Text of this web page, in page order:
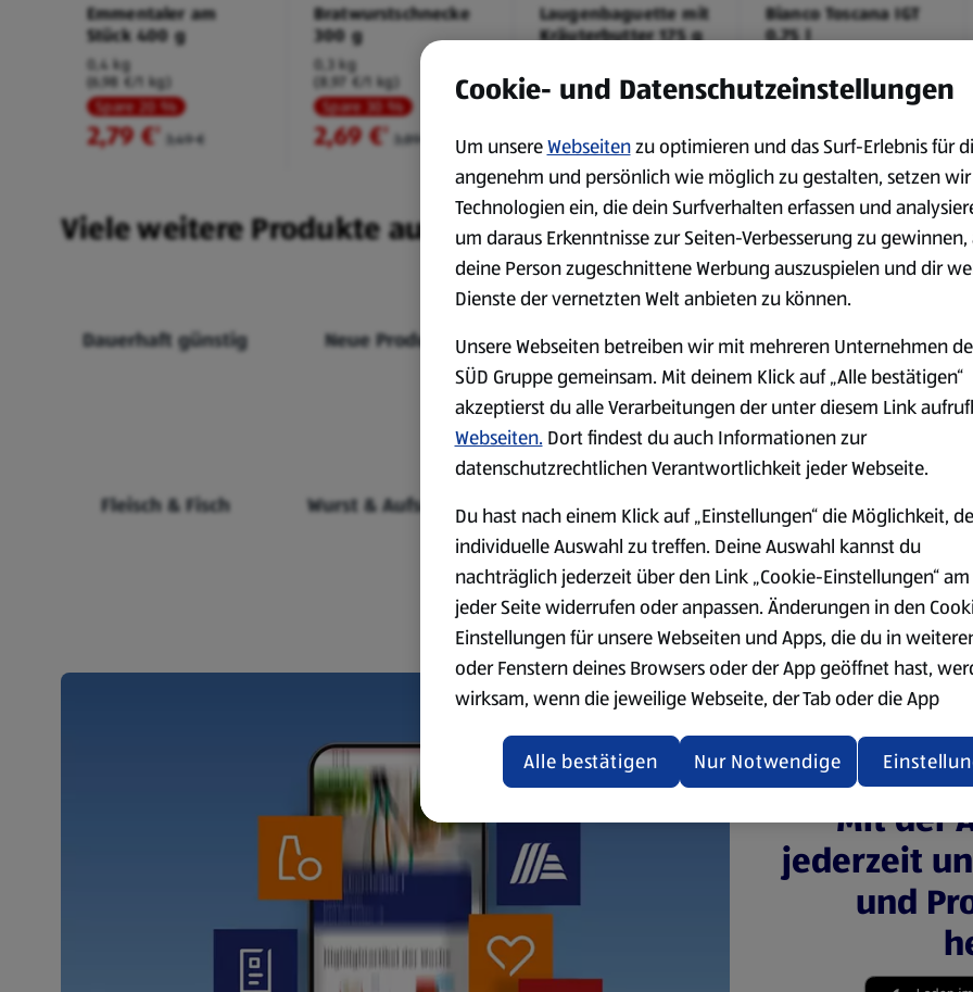
Emmentaler am
Stück 400 g
0,4 kg
(6,98 €/1 kg)
Spare 20 %
2,79 €² 3,49 €
Bratwurstschnecke
300 g
0,3 kg
(8,97 €/1 kg)
Spare 30 %
2,69 €² 3,89 €
Laugenbaguette mit
Kräuterbutter 175 g
(4,51 €/1 kg)
Spare 38 %
0,79 € 1,29 €
Bianco Toscana IGT
0,75 l
(3,72 €/1 l)
Spare 20 %
2,79 € 3,49 €
Viele weitere Produkte aus unserem Sortiment.
Dauerhaft günstig Neue Produkte Markenprodukte Bio-Produkte
Fleisch & Fisch Wurst & Aufschnitt Käse
Milchprodukte &
Eier
Mit der
jederzeit
und
Cookie- und Datenschutzeinstellungen
Um unsereWebseitenzu optimieren und das Surf-Erlebnis für
angenehm und persönlich wie möglich zu gestalten, setzen wir
Technologien ein, die dein Surfverhalten erfassen und
um daraus Erkenntnisse zur Seiten-Verbesserung zu gewinnen,
deine Person zugeschnittene Werbung auszuspielen und dir
Dienste der vernetzten Welt anbieten zu können.
Unsere Webseiten betreiben wir mit mehreren Unternehmen
SÜD Gruppe gemeinsam. Mit deinem Klick auf „Alle bestätigen“
akzeptierst du alle Verarbeitungen der unter diesem Link
Webseiten. Dort findest du auch Informationen zur
datenschutzrechtlichen Verantwortlichkeit jeder Webseite.
Du hast nach einem Klick auf „Einstellungen“ die Möglichkeit,
individuelle Auswahl zu treffen. Deine Auswahl kannst du
nachträglich jederzeit über den Link „Cookie-Einstellungen“
jeder Seite widerrufen oder anpassen. Änderungen in den
Einstellungen für unsere Webseiten und Apps, die du in
oder Fenstern deines Browsers oder der App geöffnet hast,
wirksam, wenn die jeweilige Webseite, der Tab oder die App
aktualisiert oder geschlossen und anschließend wieder geöffnet
Datenschutzerklärung zur Verfügung.
Übersicht der Webseitenbetreiber und Datenschutzerklärungen
Nur Notwendige
Alle bestätigen